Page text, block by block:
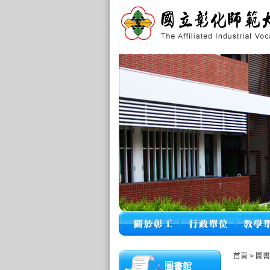
圖書館
首頁 > 圖